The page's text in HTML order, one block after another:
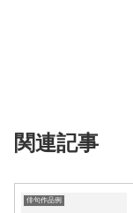
関連記事
俳句作品例